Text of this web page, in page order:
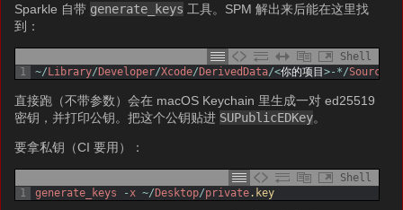
Sparkle 自带 generate_keys 工具。SPM 解出来后能在这里找
到：
Shell
1
~/Library/Developer/Xcode/DerivedData/<你的项目>- */
直接跑（不带参数）会在 macOS Keychain 里生成一对 ed25519
密钥，并打印公钥。把这个公钥贴进 SUPublicEDKey。
要拿私钥（CI 要用）：
Shell
1
generate_keys - x ~/Desktop/private.key